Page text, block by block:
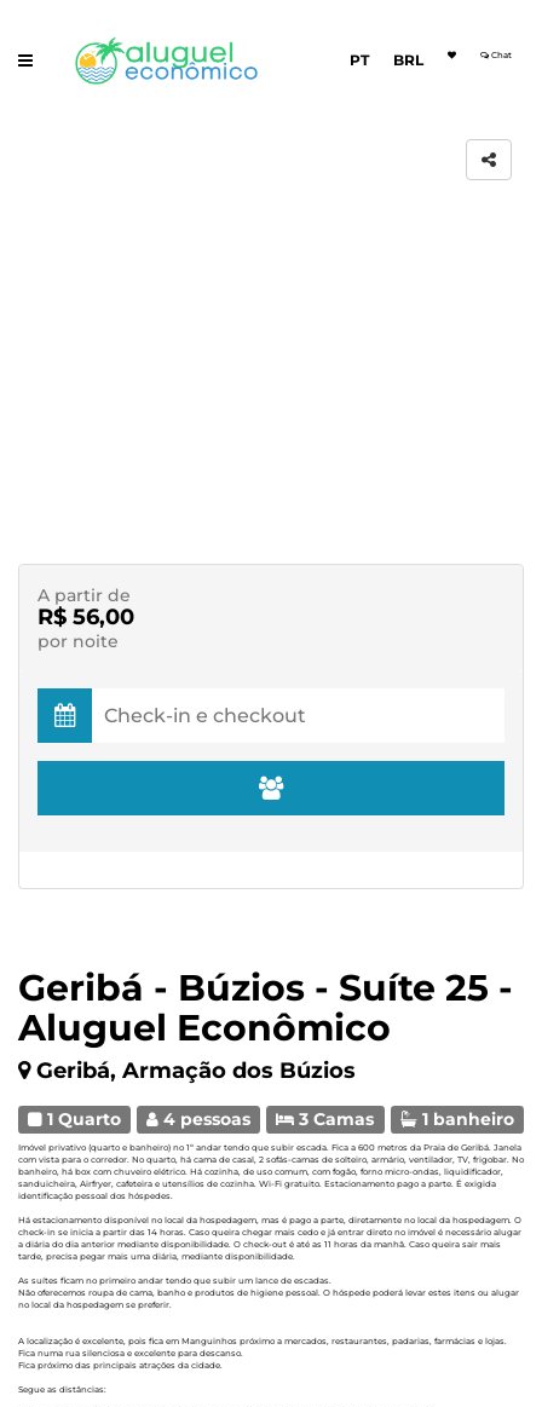
PT BRL Chat
Geribá - Búzios - Suíte 25 -
Aluguel Econômico
Geribá, Armação dos Búzios
1 Quarto 4 pessoas 3 Camas 1 banheiro
Imóvel privativo (quarto e banheiro) no 1º andar tendo que subir escada. Fica a 600 metros da Praia de Geribá. Janela
com vista para o corredor. No quarto, há cama de casal, 2 sofás-camas de solteiro, armário, ventilador, TV, frigobar. No
banheiro, há box com chuveiro elétrico. Há cozinha, de uso comum, com fogão, forno micro-ondas, liquidificador,
sanduicheira, Airfryer, cafeteira e utensílios de cozinha. Wi-Fi gratuito. Estacionamento pago a parte. É exigida
identificação pessoal dos hóspedes.
Há estacionamento disponível no local da hospedagem, mas é pago a parte, diretamente no local da hospedagem. O
check-in se inicia a partir das 14 horas. Caso queira chegar mais cedo e já entrar direto no imóvel é necessário alugar
a diária do dia anterior mediante disponibilidade. O check-out é até as 11 horas da manhã. Caso queira sair mais
tarde, precisa pegar mais uma diária, mediante disponibilidade.
As suítes ficam no primeiro andar tendo que subir um lance de escadas.
Não oferecemos roupa de cama, banho e produtos de higiene pessoal. O hóspede poderá levar estes itens ou alugar
no local da hospedagem se preferir.
A localização é excelente, pois fica em Manguinhos próximo a mercados, restaurantes, padarias, farmácias e lojas.
Fica numa rua silenciosa e excelente para descanso.
Fica próximo das principais atrações da cidade.
Segue as distâncias:
A partir de
R$ 56,00
por noite